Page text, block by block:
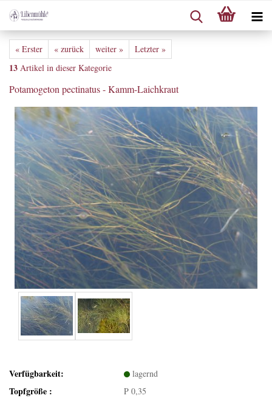
« Erster « zurück weiter » Letzter »
13 Artikel in dieser Kategorie
Potamogeton pectinatus - Kamm-Laichkraut
Verfügbarkeit: lagernd
Topfgröße : P 0,35